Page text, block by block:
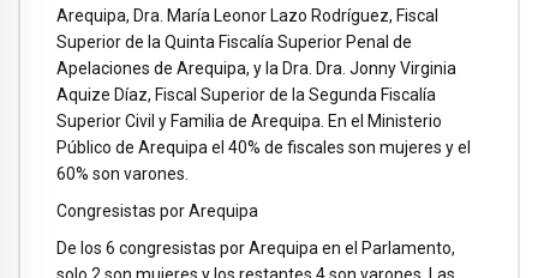
Arequipa, Dra. María Leonor Lazo Rodríguez, Fiscal
Superior de la Quinta Fiscalía Superior Penal de
Apelaciones de Arequipa, y la Dra. Dra. Jonny Virginia
Aquize Díaz, Fiscal Superior de la Segunda Fiscalía
Superior Civil y Familia de Arequipa. En el Ministerio
Público de Arequipa el 40% de fiscales son mujeres y el
60% son varones.
Congresistas por Arequipa
De los 6 congresistas por Arequipa en el Parlamento,
solo 2 son mujeres y los restantes 4 son varones. Las